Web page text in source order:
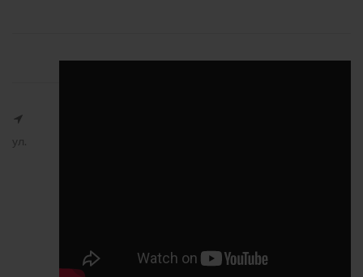
ул.